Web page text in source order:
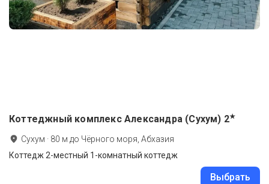
Коттеджный комплекс Александра (Сухум) 2★
Сухум · 80 м до Чёрного моря, Абхазия
Коттедж 2-местный 1-комнатный коттедж
Выбрать